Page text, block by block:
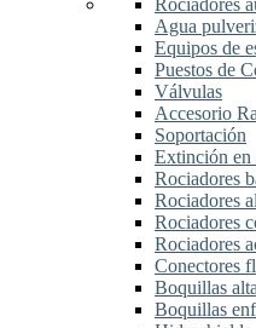
Rociadores
Agua
Equipos de
Puestos de
Válvulas
Accesorio
Soportación
Extinción en
Rociadores
Rociadores
Rociadores
Rociadores
Conectores
Boquillas
Boquillas